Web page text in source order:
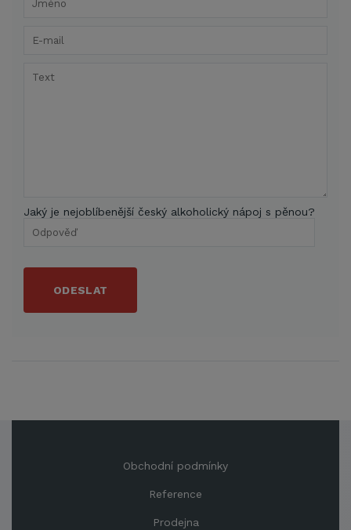
Jaký je nejoblíbenější český alkoholický nápoj s pěnou?
ODESLAT
Obchodní podmínky
Reference
Prodejna